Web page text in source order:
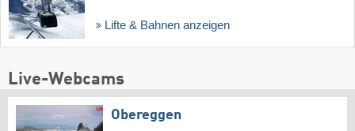
Lifte & Bahnen anzeigen
Live-Webcams
Obereggen